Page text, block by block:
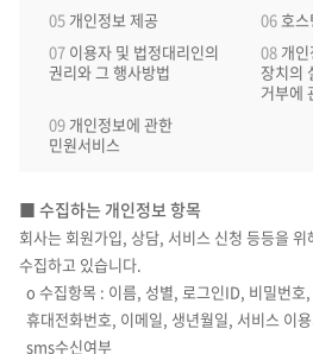
05 개인정보 제공 06호
07 이용자 및 법정대리인의
권리와 그 행사방법
08 개
장치의
거부에
09 개인정보에 관한
민원서비스
■ 수집하는 개인정보 항목
회사는 회원가입, 상담, 서비스 신청 등등을
수집하고 있습니다.
ο 수집항목 : 이름, 성별, 로그인ID, 비밀번호
휴대전화번호, 이메일, 생년월일, 서비스 이
sms수신여부